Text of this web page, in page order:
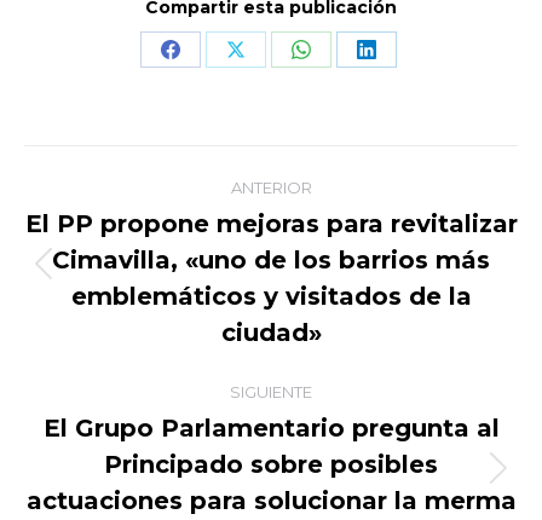
Compartir esta publicación
Share Share Share Share
Navegación
entre
publicaciones
ANTERIOR
Publicación
anterior:
El PP propone mejoras para revitalizar
Cimavilla, «uno de los barrios más
emblemáticos y visitados de la
ciudad»
SIGUIENTE
Publicación
siguiente:
El Grupo Parlamentario pregunta al
Principado sobre posibles
actuaciones para solucionar la merma